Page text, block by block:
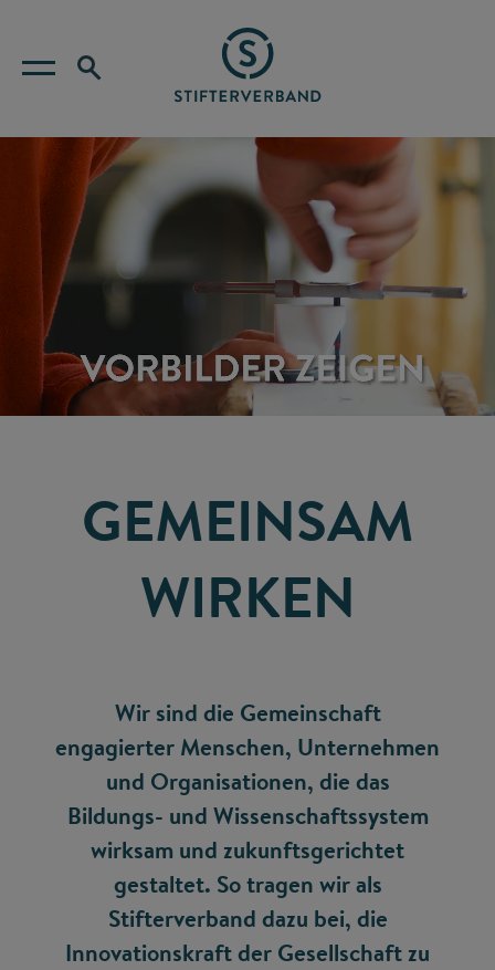
GEMEINSAM
WIRKEN
Wir sind die Gemeinschaft
engagierter Menschen, Unternehmen
und Organisationen, die das
Bildungs- und Wissenschaftssystem
wirksam und zukunftsgerichtet
gestaltet. So tragen wir als
Stifterverband dazu bei, die
Innovationskraft der Gesellschaft zu